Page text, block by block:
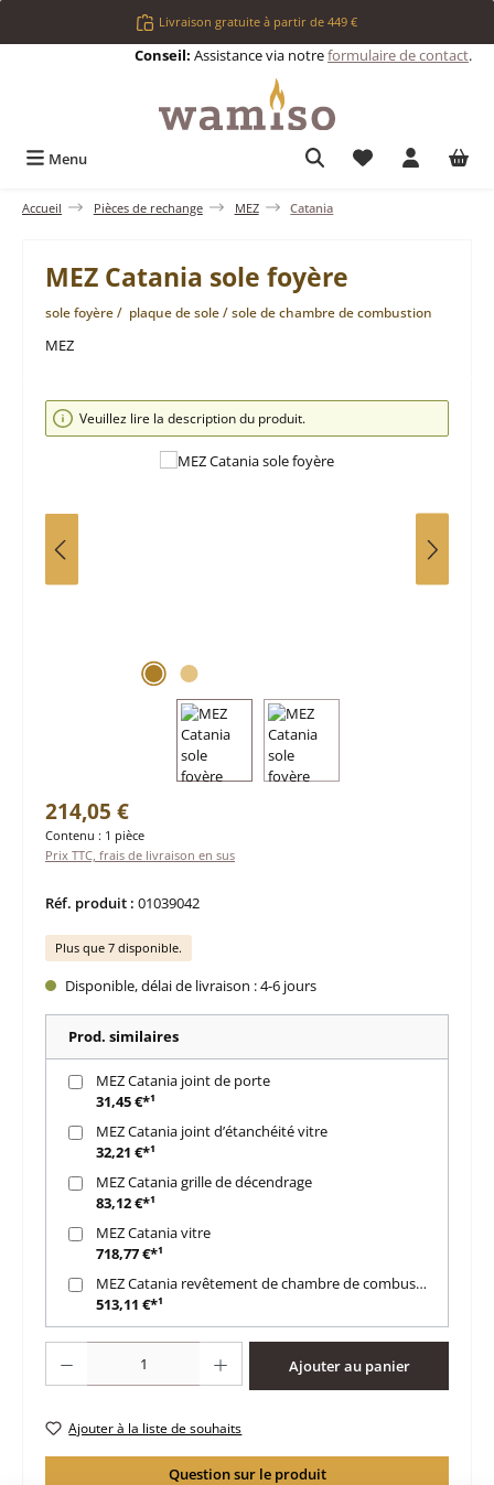
Passer au contenu principalLivraison gratuite à partir de 449 €
Conseil: Assistance via notreformulaire de contact.
Menu Vous avez 0
Accueil Pièces de rechange MEZ Catania
MEZ Catania sole foyère
sole foyère / plaque de sole / sole de chambre de combustion
MEZ
Ignorer la galerie d'images
Veuillez lire la description du produit.
Prix régulier :
214,05 €
Contenu : 1 pièce
Prix TTC, frais de livraison en sus
Réf. produit : 01039042
Plus que 7 disponible.
Disponible, délai de livraison : 4-6 jours
Prod. similaires
MEZ Catania joint de porte
31,45 €*¹
MEZ Catania joint d’étanchéité vitre
32,21 €*¹
MEZ Catania grille de décendrage
83,12 €*¹
MEZ Catania vitre
718,77 €*¹
MEZ Catania revêtement de chambre de combustion B
513,11 €*¹
Ajouter au panier
Ajouter à la liste de souhaits
Question sur le produit